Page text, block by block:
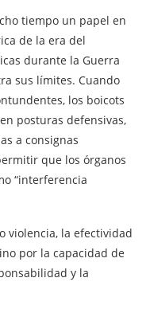
tiempo un papel en
de la era del
durante la Guerra
sus límites. Cuando
los boicots
posturas defensivas,
a consignas
que los órganos
“interferencia
violencia, la efectividad
por la capacidad de
y la